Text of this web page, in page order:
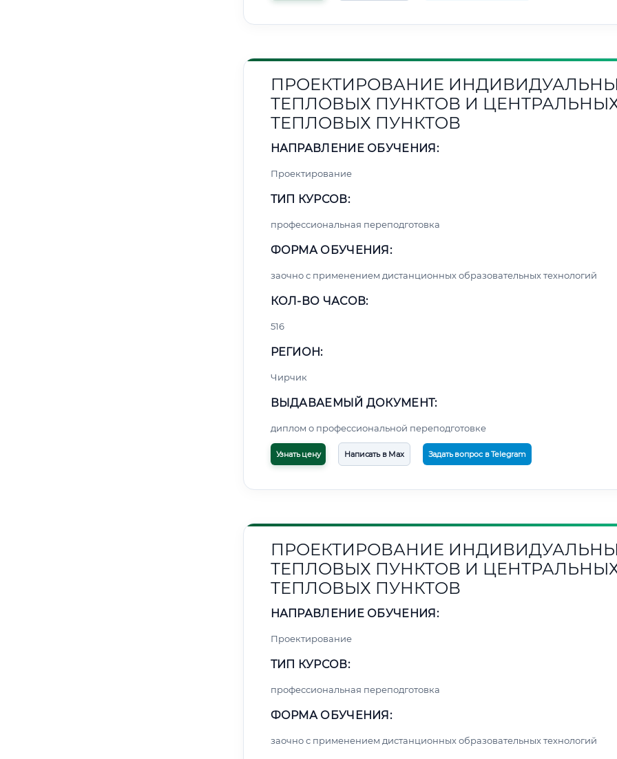
ПРОЕКТИРОВАНИЕ
ТЕПЛОВЫХ ПУНКТОВ И
ТЕПЛОВЫХ ПУНКТОВ
НАПРАВЛЕНИЕ ОБУЧЕНИЯ:
Проектирование
ТИП КУРСОВ:
профессиональная переподготовка
ФОРМА ОБУЧЕНИЯ:
заочно с применением дистанционных образовательных технологий
КОЛ-ВО ЧАСОВ:
516
РЕГИОН:
Чирчик
ВЫДАВАЕМЫЙ ДОКУМЕНТ:
диплом о профессиональной переподготовке
Узнать цену Написать в Max Задать вопрос в Telegram
ПРОЕКТИРОВАНИЕ
ТЕПЛОВЫХ ПУНКТОВ И
ТЕПЛОВЫХ ПУНКТОВ
НАПРАВЛЕНИЕ ОБУЧЕНИЯ:
Проектирование
ТИП КУРСОВ:
профессиональная переподготовка
ФОРМА ОБУЧЕНИЯ:
заочно с применением дистанционных образовательных технологий